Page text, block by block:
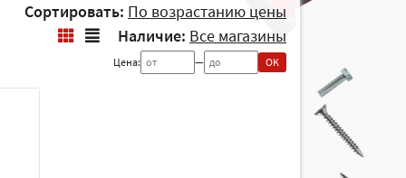
Сортировать: По возрастанию цены
Наличие: Все магазины
Цена: — OK